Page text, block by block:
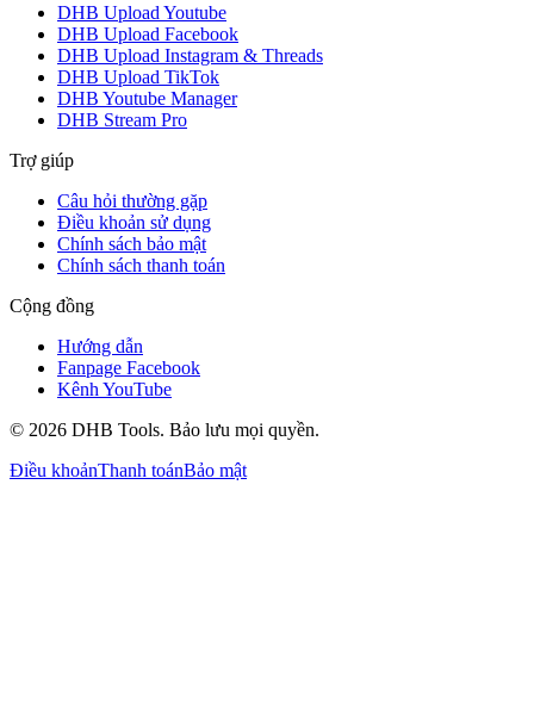
DHB Upload Youtube
DHB Upload Facebook
DHB Upload Instagram & Threads
DHB Upload TikTok
DHB Youtube Manager
DHB Stream Pro
Trợ giúp
Câu hỏi thường gặp
Điều khoản sử dụng
Chính sách bảo mật
Chính sách thanh toán
Cộng đồng
Hướng dẫn
Fanpage Facebook
Kênh YouTube
© 2026 DHB Tools. Bảo lưu mọi quyền.
Điều khoảnThanh toánBảo mật